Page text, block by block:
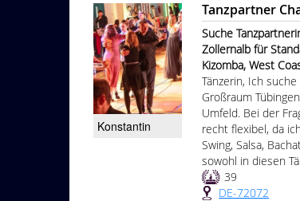
Konstantin
Tanzpartner
Suche
Zollernalb für
Kizomba, West
Tänzerin, Ich
Großraum
Umfeld. Bei der
recht flexibel, da
Swing, Salsa,
sowohl in diesen
39
DE-72072